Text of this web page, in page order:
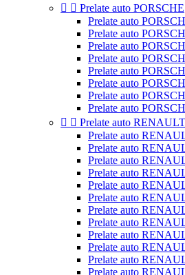
  Prelate auto PORSCHE
Prelate auto
Prelate auto
Prelate auto
Prelate auto
Prelate auto
Prelate auto
Prelate auto
Prelate auto
  Prelate auto RENAULT
Prelate auto
Prelate auto
Prelate auto
Prelate auto
Prelate auto
Prelate auto
Prelate auto
Prelate auto
Prelate auto
Prelate auto
Prelate auto
Prelate auto